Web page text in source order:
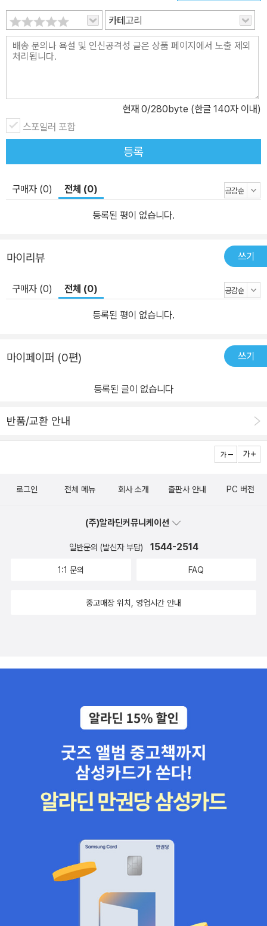
카테고리
현재 0/280byte (한글 140자 이내)
스포일러 포함
등록
구매자 (0) 전체 (0)
등록된 평이 없습니다.
마이리뷰 쓰기
구매자 (0) 전체 (0)
등록된 평이 없습니다.
마이페이퍼 (0편) 쓰기
등록된 글이 없습니다
반품/교환 안내
로그인 전체 메뉴 회사 소개 출판사 안내 PC 버전
(주)알라딘커뮤니케이션
일반문의 (발신자 부담) 1544-2514
1:1 문의 FAQ
중고매장 위치, 영업시간 안내